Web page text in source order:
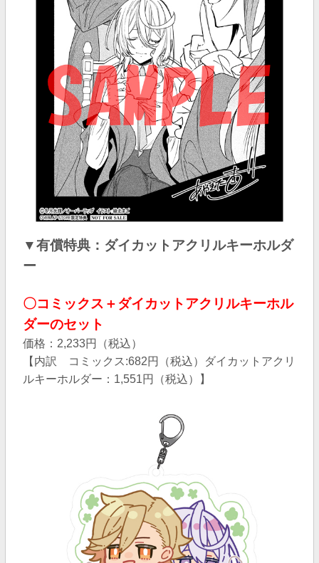
▼有償特典：ダイカットアクリルキーホルダ
ー
〇コミックス＋ダイカットアクリルキーホル
ダーのセット
価格：2,233円（税込）
【内訳 コミックス:682円（税込）ダイカットアクリ
ルキーホルダー：1,551円（税込）】